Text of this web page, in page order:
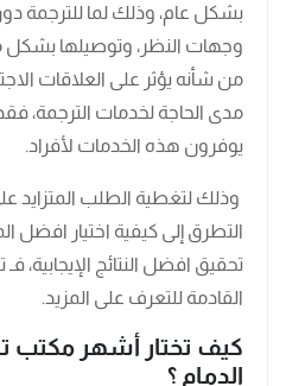
بشكل عام، وذلك لما للترجمة
وجهات النظر، وتوصيلها
من شأنه يؤثر على العلاقات
مدى الحاجة لخدمات الترجمة،
يوفرون هذه الخدمات لأفراد.
وذلك لتغطية الطلب المتزايد
التطرق إلى كيفية اختيار افضل
تحقيق افضل النتائج الإيجابية،
القادمة للتعرف على المزيد.
كيف تختار أشهر مكتب
الدمام ؟